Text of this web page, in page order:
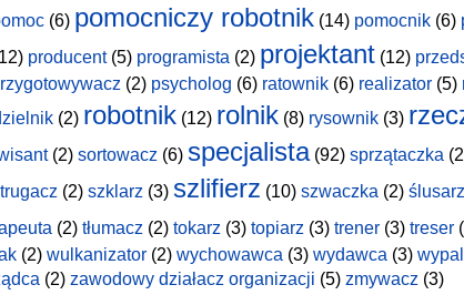
(6) pomocniczy robotnik (14) pomocnik (6)
producent(5) programista (2) projektant (12)
(2) psycholog (6) ratownik (6) realizator (5)
(2) robotnik (12) rolnik (8) rysownik (3)
(2) sortowacz (6) specjalista(92) sprzątaczka
(2) szklarz (3) szlifierz (10) szwaczka (2) ślusarz
(2) tłumacz (2) tokarz (3) topiarz (3) trener (3) treser
(2) wulkanizator (2) wychowawca (3) wydawca (3)
(2) zawodowy działacz organizacji (5) zmywacz (3)